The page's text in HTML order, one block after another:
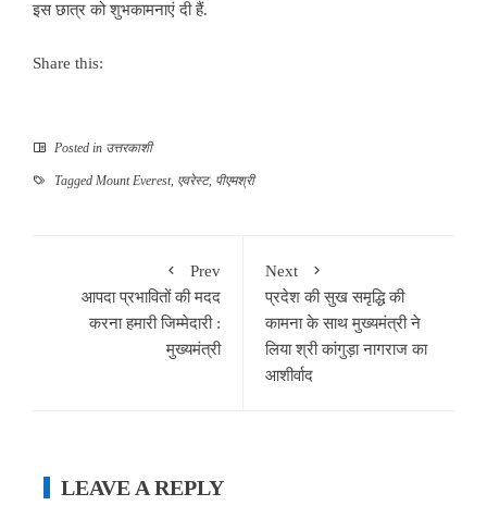
इस छात्र को शुभकामनाएं दी हैं.
Share this:
Posted in उत्तरकाशी
Tagged Mount Everest, एवरेस्ट, पीएमश्री
Prev
आपदा प्रभावितों की मदद
करना हमारी जिम्मेदारी :
मुख्यमंत्री
Next
प्रदेश की सुख समृद्धि की
कामना के साथ मुख्यमंत्री ने
लिया श्री कांगुड़ा नागराज का
आशीर्वाद
LEAVE A REPLY